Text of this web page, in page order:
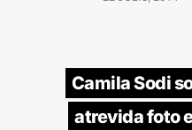
Camila Sodi
atrevida foto